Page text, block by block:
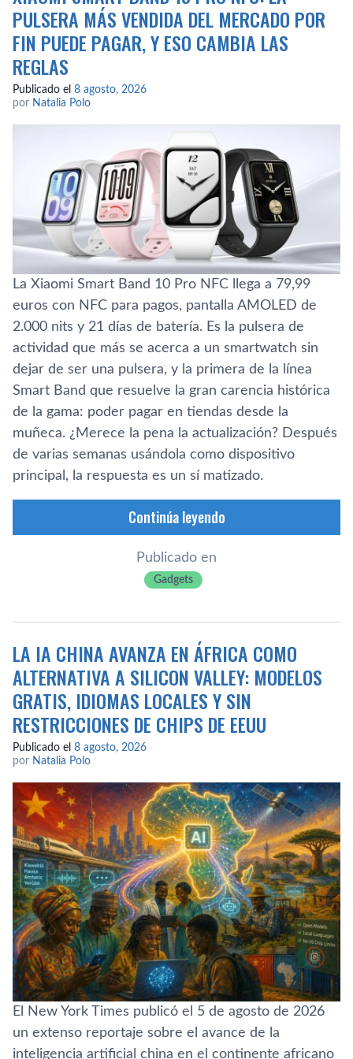
PULSERA MÁS VENDIDA DEL MERCADO POR
FIN PUEDE PAGAR, Y ESO CAMBIA LAS
REGLAS
Publicado el 8 agosto, 2026
por Natalia Polo
La Xiaomi Smart Band 10 Pro NFC llega a 79,99
euros con NFC para pagos, pantalla AMOLED de
2.000 nits y 21 días de batería. Es la pulsera de
actividad que más se acerca a un smartwatch sin
dejar de ser una pulsera, y la primera de la línea
Smart Band que resuelve la gran carencia histórica
de la gama: poder pagar en tiendas desde la
muñeca. ¿Merece la pena la actualización? Después
de varias semanas usándola como dispositivo
principal, la respuesta es un sí matizado.
Continúa leyendo
Publicado en
Gadgets
LA IA CHINA AVANZA EN ÁFRICA COMO
ALTERNATIVA A SILICON VALLEY: MODELOS
GRATIS, IDIOMAS LOCALES Y SIN
RESTRICCIONES DE CHIPS DE EEUU
Publicado el 8 agosto, 2026
por Natalia Polo
El New York Times publicó el 5 de agosto de 2026
un extenso reportaje sobre el avance de la
inteligencia artificial china en el continente africano